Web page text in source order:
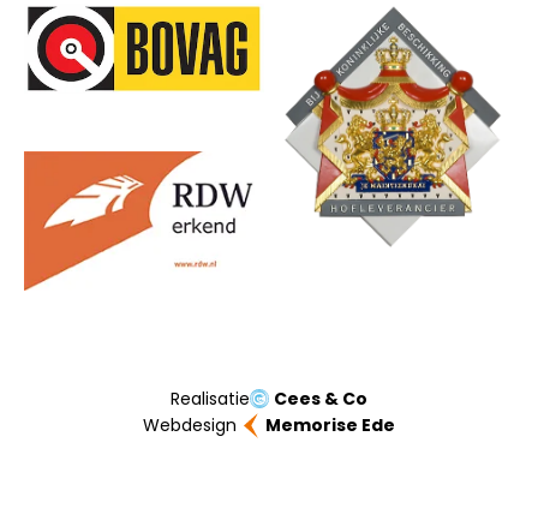
Onze partners
Realisatie
Cees & Co
Webdesign
Memorise Ede